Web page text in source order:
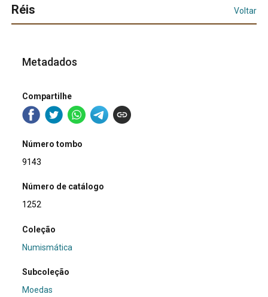
Réis Voltar
Metadados
Compartilhe
Número tombo
9143
Número de catálogo
1252
Coleção
Numismática
Subcoleção
Moedas